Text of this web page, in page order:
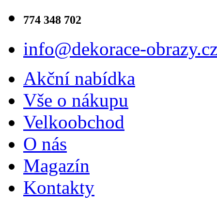
774 348 702
info@dekorace-
Akční nabídka
Vše o nákupu
Velkoobchod
O nás
Magazín
Kontakty